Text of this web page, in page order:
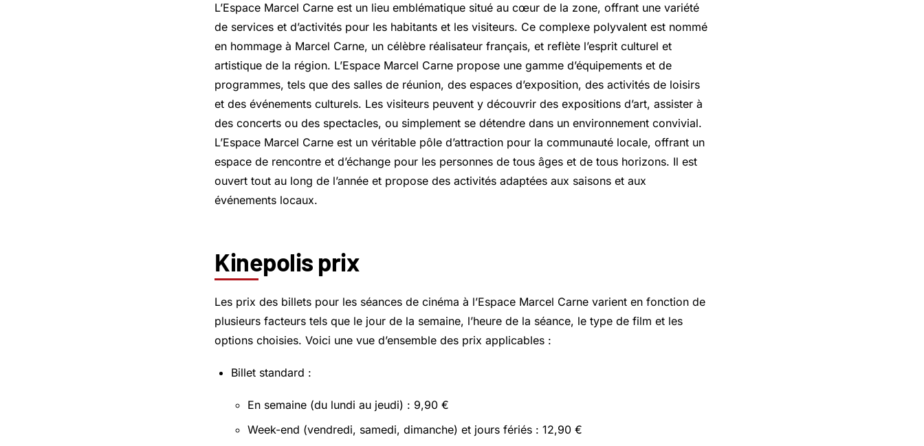
L’Espace Marcel Carne est un lieu emblématique situé au cœur de la zone, offrant une variété
de services et d’activités pour les habitants et les visiteurs. Ce complexe polyvalent est nommé
en hommage à Marcel Carne, un célèbre réalisateur français, et reflète l’esprit culturel et
artistique de la région. L’Espace Marcel Carne propose une gamme d’équipements et de
programmes, tels que des salles de réunion, des espaces d’exposition, des activités de loisirs
et des événements culturels. Les visiteurs peuvent y découvrir des expositions d’art, assister à
des concerts ou des spectacles, ou simplement se détendre dans un environnement convivial.
L’Espace Marcel Carne est un véritable pôle d’attraction pour la communauté locale, offrant un
espace de rencontre et d’échange pour les personnes de tous âges et de tous horizons. Il est
ouvert tout au long de l’année et propose des activités adaptées aux saisons et aux
événements locaux.
Kinepolis prix
Les prix des billets pour les séances de cinéma à l’Espace Marcel Carne varient en fonction de
plusieurs facteurs tels que le jour de la semaine, l’heure de la séance, le type de film et les
options choisies. Voici une vue d’ensemble des prix applicables :
Billet standard :
En semaine (du lundi au jeudi) : 9,90 €
Week-end (vendredi, samedi, dimanche) et jours fériés : 12,90 €